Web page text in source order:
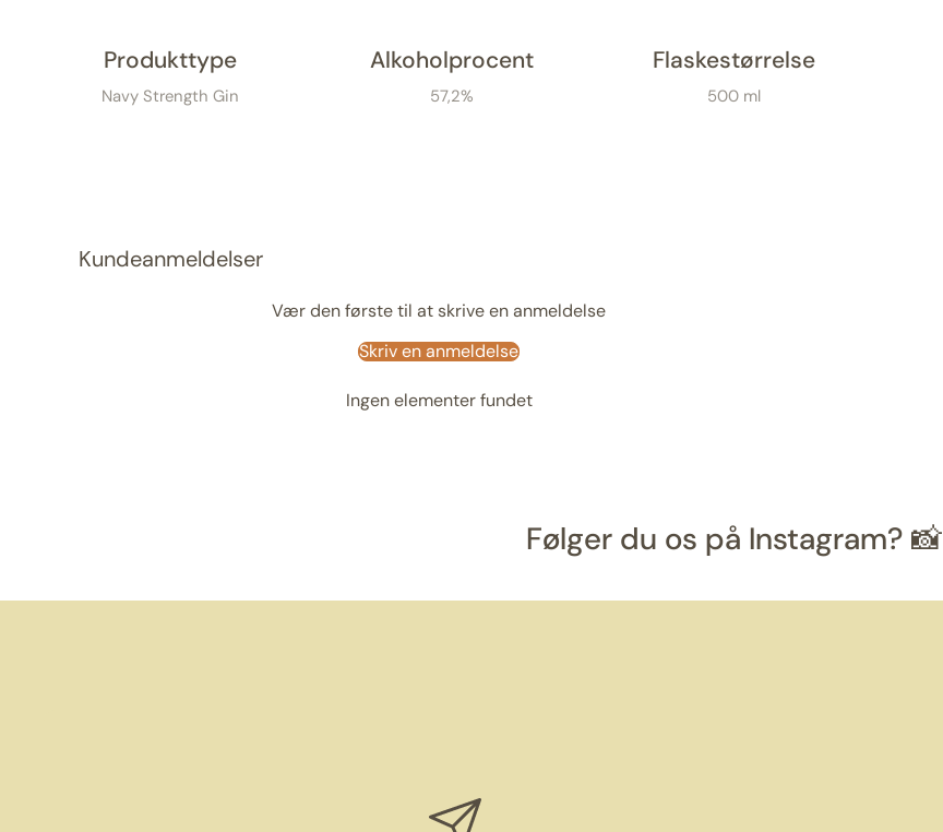
Produkttype
Navy Strength Gin
Alkoholprocent
57,2%
Flaskestørrelse
500 ml
Kundeanmeldelser
Vær den første til at skrive en anmeldelse
Skriv en anmeldelse
Ingen elementer fundet
Følger du os på Instagram? 📸